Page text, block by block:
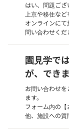
はい、問題ござ
上京や移住な
オンラインに
問い合わせくだ
園見学で
が、でき
お問い合わせ
ます。
フォーム内の
他、施設への質